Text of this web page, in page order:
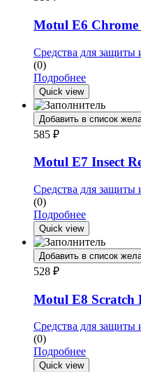
Motul E6
Средства для защиты
(0)
Подробнее
Quick view
Добавить в список
585 ₽
Motul E7 Insect
Средства для защиты
(0)
Подробнее
Quick view
Добавить в список
528 ₽
Motul E8 Scratch
Средства для защиты
(0)
Подробнее
Quick view